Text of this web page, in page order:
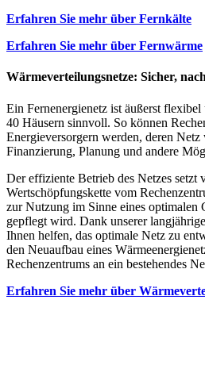
Erfahren Sie mehr über Fernkälte
Erfahren Sie mehr über Fernwärme
Wärmeverteilungsnetze: Sicher,
Ein Fernenergienetz ist äußerst flexibel
40 Häusern sinnvoll. So können
Energieversorgern werden, deren Netz
Finanzierung, Planung und andere
Der effiziente Betrieb des Netzes setzt
Wertschöpfungskette vom
zur Nutzung im Sinne eines optimalen
gepflegt wird. Dank unserer
Ihnen helfen, das optimale Netz zu
den Neuaufbau eines
Rechenzentrums an ein bestehendes
Erfahren Sie mehr über